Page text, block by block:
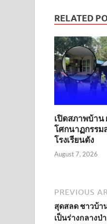
RELATED
เปิดสภาพบ้าน
โศกนาฏกรรม
โรงเรียนดัง
August 7, 2026
PREVIOUS
สุดสลด ชาวบ้า
เป็นร่างกลางป่า